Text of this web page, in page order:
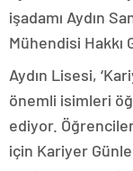
işadamı Aydın
Mühendisi Hakkı
Aydın Lisesi,
önemli isimleri
ediyor.
için Kariyer